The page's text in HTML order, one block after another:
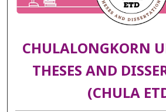
CHULALONGKORN
THESES AND
(CHULA